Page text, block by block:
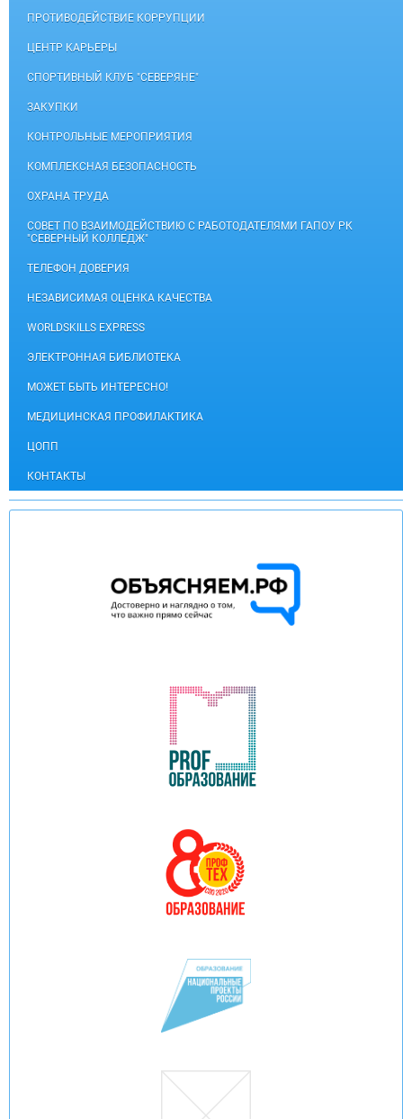
ПРОТИВОДЕЙСТВИЕ КОРРУПЦИИ
ЦЕНТР КАРЬЕРЫ
СПОРТИВНЫЙ КЛУБ "СЕВЕРЯНЕ"
ЗАКУПКИ
КОНТРОЛЬНЫЕ МЕРОПРИЯТИЯ
КОМПЛЕКСНАЯ БЕЗОПАСНОСТЬ
ОХРАНА ТРУДА
СОВЕТ ПО ВЗАИМОДЕЙСТВИЮ С РАБОТОДАТЕЛЯМИ ГАПОУ РК
"СЕВЕРНЫЙ КОЛЛЕДЖ"
ТЕЛЕФОН ДОВЕРИЯ
НЕЗАВИСИМАЯ ОЦЕНКА КАЧЕСТВА
WORLDSKILLS EXPRESS
ЭЛЕКТРОННАЯ БИБЛИОТЕКА
МОЖЕТ БЫТЬ ИНТЕРЕСНО!
МЕДИЦИНСКАЯ ПРОФИЛАКТИКА
ЦОПП
КОНТАКТЫ